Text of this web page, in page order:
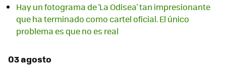
Hay un fotograma de 'La Odisea' tan impresionante
que ha terminado como cartel oficial. El único
problema es que no es real
03 agosto